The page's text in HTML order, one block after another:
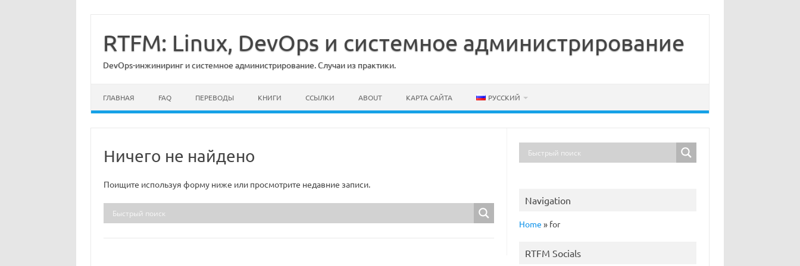
содержимому
RTFM: Linux, DevOps и системное администрирование
DevOps-инжиниринг и системное администрирование. Случаи из практики.
ГЛАВНАЯ FAQ ПЕРЕВОДЫ КНИГИ ССЫЛКИ ABOUT КАРТА САЙТА РУССКИЙ
Ничего не найдено
Поищите используя форму ниже или просмотрите недавние записи.
Navigation
Home » for
RTFM Socials